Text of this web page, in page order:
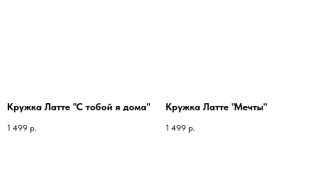
Кружка Латте "С тобой я дома"
1 499 р.
Кружка Латте "Мечты"
1 499 р.